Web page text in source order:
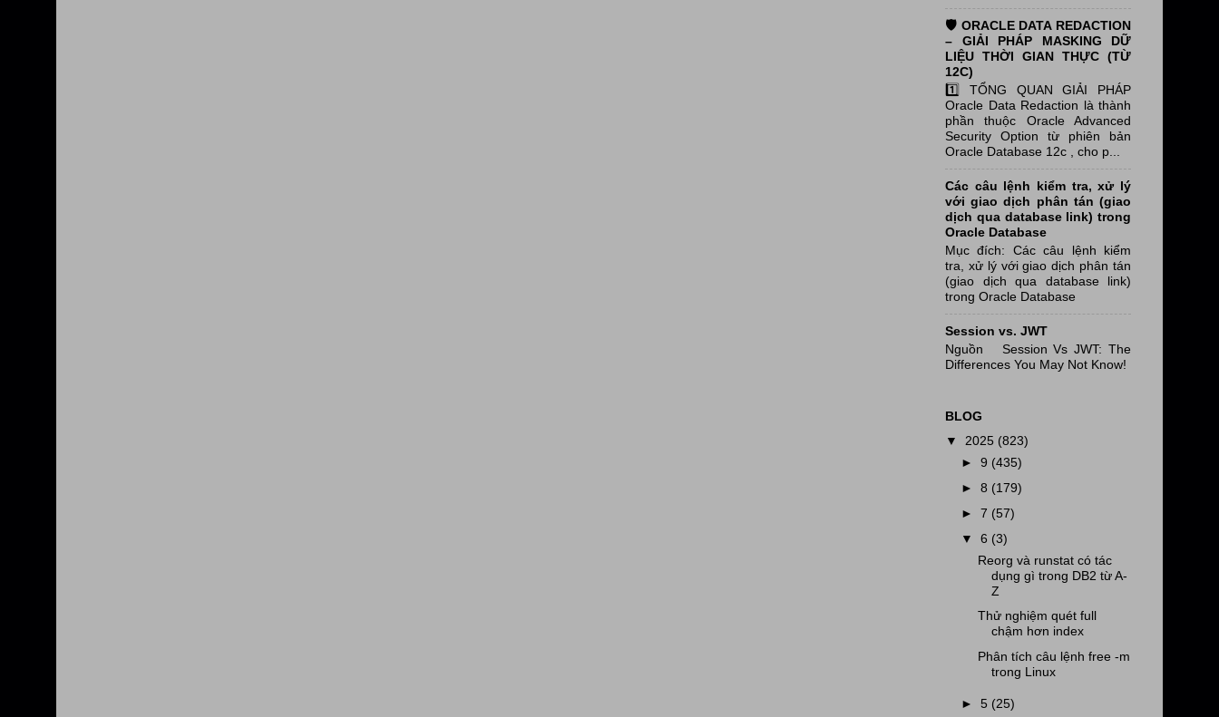
🛡️ ORACLE DATA REDACTION
– GIẢI PHÁP MASKING DỮ
LIỆU THỜI GIAN THỰC (TỪ
12C)
1️⃣ TỔNG QUAN GIẢI PHÁP
Oracle Data Redaction là thành
phần thuộc Oracle Advanced
Security Option từ phiên bản
Oracle Database 12c , cho p...
Các câu lệnh kiểm tra, xử lý
với giao dịch phân tán (giao
dịch qua database link) trong
Oracle Database
Mục đích: Các câu lệnh kiểm
tra, xử lý với giao dịch phân tán
(giao dịch qua database link)
trong Oracle Database
Session vs. JWT
Nguồn Session Vs JWT: The
Differences You May Not Know!
BLOG
▼ 2025 (823)
►9 (435)
►8 (179)
►7 (57)
▼6 (3)
Reorg và runstat có tác
dụng gì trong DB2 từ A-
Z
Thử nghiệm quét full
chậm hơn index
Phân tích câu lệnh free -m
trong Linux
►5 (25)